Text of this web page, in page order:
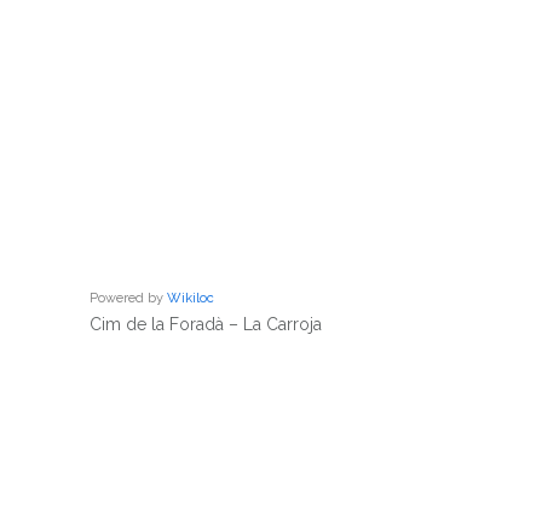
Powered by Wikiloc
Cim de la Foradà – La Carroja